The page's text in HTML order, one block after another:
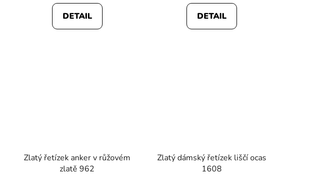
DETAIL
4,8
z
DETAIL
Zlatý řetízek anker v růžovém
zlatě 962
Zlatý dámský řetízek liščí ocas
1608